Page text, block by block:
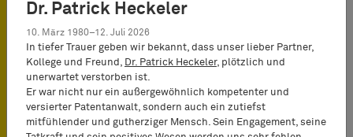
»Expertise ist nicht angeboren.
Expertise baut man auf.«
Dr. Patrick Heckeler
10. März 1980–12. Juli 2026
In tiefer Trauer geben wir bekannt, dass unser lieber Partner,
Kollege und Freund, Dr. Patrick Heckeler, plötzlich und
unerwartet verstorben ist.
Er war nicht nur ein außergewöhnlich kompetenter und
versierter Patentanwalt, sondern auch ein zutiefst
mitfühlender und gutherziger Mensch. Sein Engagement, seine